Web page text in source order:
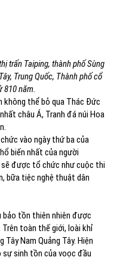
trấn Taiping, thành phố Sùng
Trung Quốc, Thành phố cổ
810 năm.
không thể bỏ qua Thác Đức
châu Á, Tranh đá núi Hoa
vào ngày thứ ba của
biến nhất của người
sẽ được tổ chức như cuộc thi
bữa tiệc nghệ thuật dân
bảo tồn thiên nhiên được
toàn thế giới, loài khỉ
Nam Quảng Tây. Hiện
sự sinh tồn của voọc đầu